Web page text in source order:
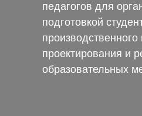
педагогов для
подготовкой
проектирования и
образовательных